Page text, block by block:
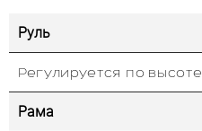
Руль
Регулируется по высоте
Рама